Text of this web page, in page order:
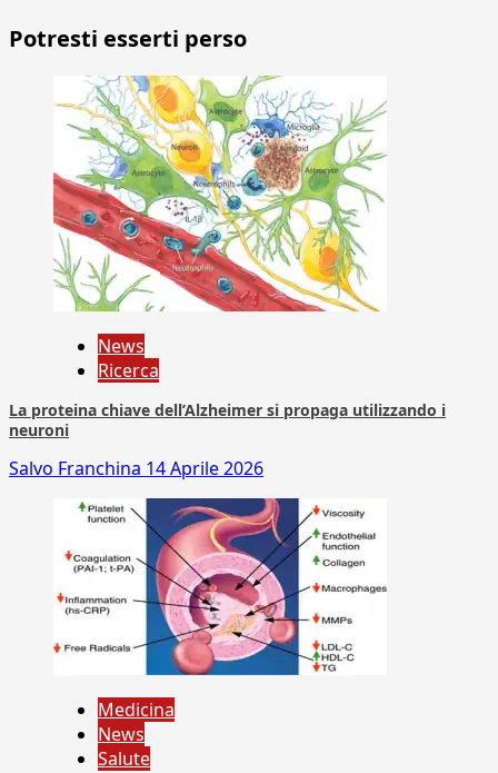
Potresti esserti perso
News
Ricerca
La proteina chiave dell’Alzheimer si propaga utilizzando i
neuroni
Salvo Franchina 14 Aprile 2026
Medicina
News
Salute